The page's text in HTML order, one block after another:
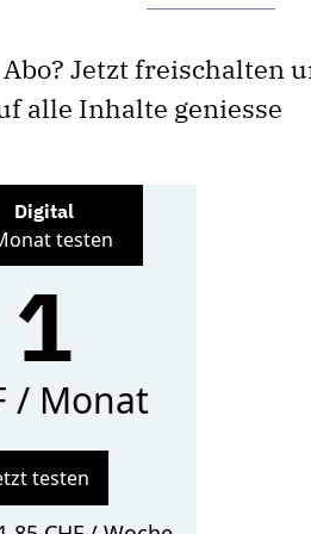
Jetzt freischalten
alle Inhalte geniesse
Digital
testen
1
/ Monat
testen